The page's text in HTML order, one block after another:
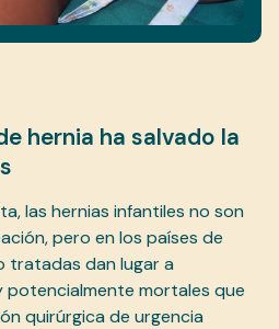
hernia ha salvado la
las hernias infantiles no son
pero en los países de
tratadas dan lugar a
potencialmente mortales que
quirúrgica de urgencia